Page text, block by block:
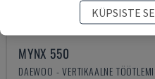
MYNX 550
DAEWOO - VERTIKAALNE
KÜPSISTE